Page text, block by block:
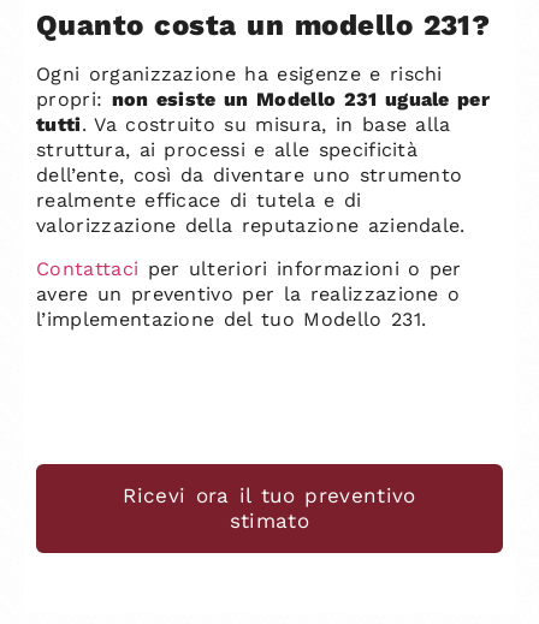
Quanto costa un modello 231?
Ogni organizzazione ha esigenze e rischi
propri: non esiste un Modello 231 uguale per
tutti. Va costruito su misura, in base alla
struttura, ai processi e alle specificità
dell’ente, così da diventare uno strumento
realmente efficace di tutela e di
valorizzazione della reputazione aziendale.
Contattaci per ulteriori informazioni o per
avere un preventivo per la realizzazione o
l’implementazione del tuo Modello 231.
Ricevi ora il tuo preventivo
stimato